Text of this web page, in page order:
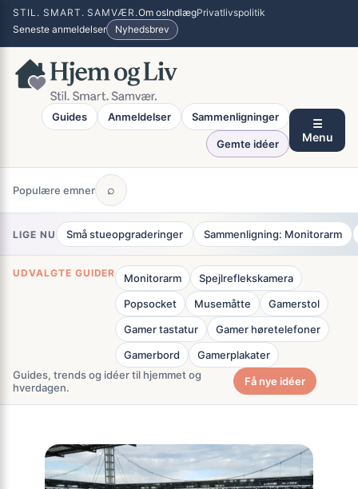
Spring
indhold
STIL. SMART. SAMVÆR.Om osIndlægPrivatlivspolitik
Seneste anmeldelser
Nyhedsbrev
Guides Anmeldelser Sammenligninger
Gemte idéer
☰
Menu
Populære emner ⌕
LIGE NU Små stueopgraderinger Sammenligning: Monitorarm
UDVALGTE GUIDER Monitorarm
Spejlreflekskamera
Popsocket
Musemåtte
Gamerstol
Gamer tastatur
Gamer høretelefoner
Gamerbord
Gamerplakater
Guides, trends og idéer til hjemmet og
hverdagen.
Få nye idéer